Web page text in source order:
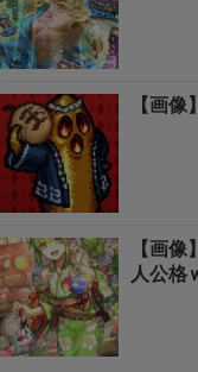
【画
【画
人公格